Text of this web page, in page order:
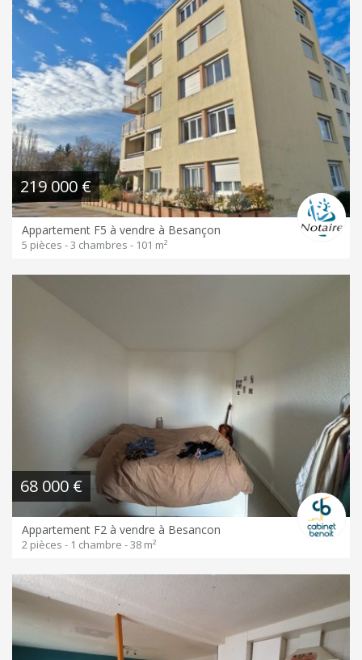
219 000 €
Appartement F5 à vendre à Besançon
5 pièces - 3 chambres - 101 m²
68 000 €
Appartement F2 à vendre à Besancon
2 pièces - 1 chambre - 38 m²